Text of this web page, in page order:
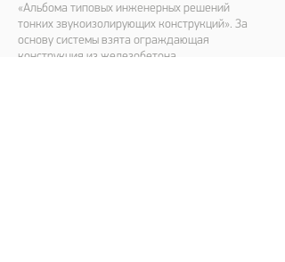
«Альбома типовых инженерных решений
тонких звукоизолирующих конструкций». За
основу системы взята ограждающая
конструкция из железобетона.